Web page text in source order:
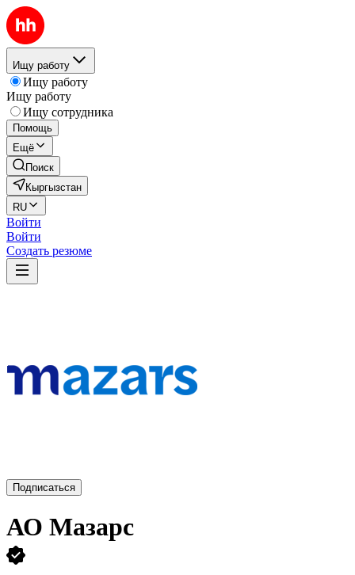
Ищу работу
Ищу работу
Ищу работу
Ищу сотрудника
Помощь
Ещё
Поиск
Кыргызстан
RU
Войти
Войти
Создать резюме
Подписаться
АО Мазарс